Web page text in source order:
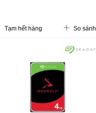
Tạm hết hàng So sánh